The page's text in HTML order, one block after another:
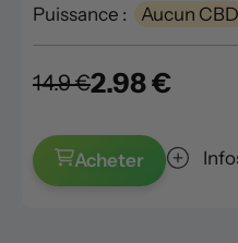
Puissance : Aucun CBD
14.9 €2.98 €
Acheter